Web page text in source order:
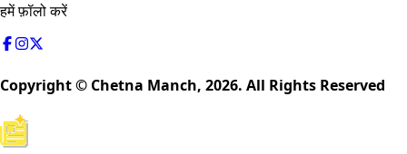
हमें फ़ॉलो करें
Copyright © Chetna Manch, 2026. All Rights Reserved